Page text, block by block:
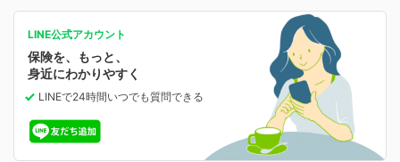
保険ジャンバラヤ
あなたの人生と保険選びのためのWebメディア
選ばれる理由・評判
ライフネット生命の特長
ライフネット生命が選ばれる理由がわかる！
がん保険
がんに備える
女性保険
就業不能保険
就業不能状態に備える
ご契約内容の確認
お客さま情報の確認・変更
保険料の支払い方法の変更
中断したお申し込みの再開
お申し込み後の状況確認
減額・解約・追加契約の申し込み など
会社情報
業績・財務情報
保険金等の支払状況
保険相談サービス
よくあるご質問
LINE公式アカウント
保険を、もっと、
身近にわかりやすく
LINEで24時間いつでも質問できる